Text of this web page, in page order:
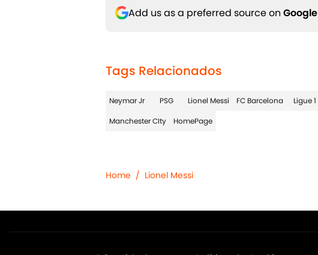
Add us as a preferred source on Google
Tags Relacionados
Neymar Jr PSG Lionel Messi FC Barcelona Ligue 1
Manchester CIty
HomePage
Home / Lionel Messi